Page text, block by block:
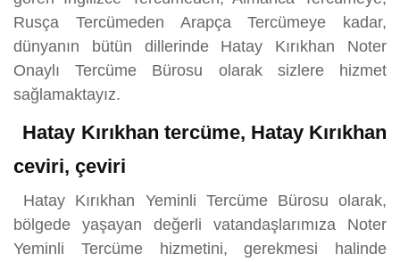
Rusça Tercümeden Arapça Tercümeye kadar,
dünyanın bütün dillerinde Hatay Kırıkhan Noter
Onaylı Tercüme Bürosu olarak sizlere hizmet
sağlamaktayız.
Hatay Kırıkhan tercüme, Hatay Kırıkhan
ceviri, çeviri
Hatay Kırıkhan Yeminli Tercüme Bürosu olarak,
bölgede yaşayan değerli vatandaşlarımıza Noter
Yeminli Tercüme hizmetini, gerekmesi halinde